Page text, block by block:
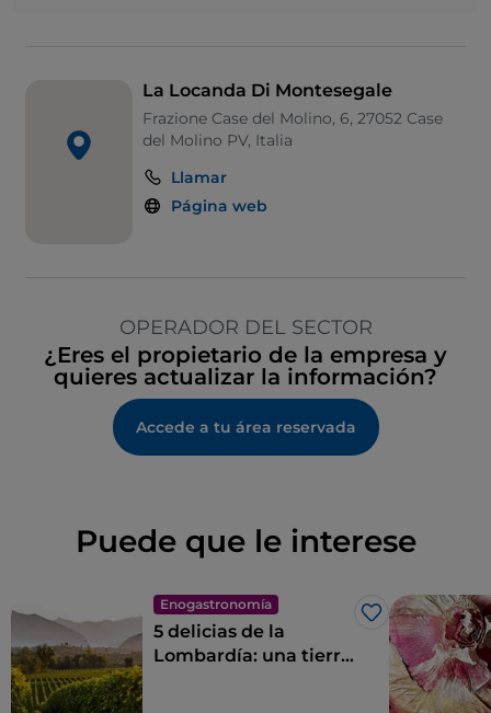
La Locanda Di Montesegale
Frazione Case del Molino, 6, 27052 Case
del Molino PV, Italia
Llamar
Página web
OPERADOR DEL SECTOR
¿Eres el propietario de la empresa y
quieres actualizar la información?
Accede a tu área reservada
Puede que le interese
Enogastronomía
Me gusta
5 delicias de la
Lombardía: una tierra